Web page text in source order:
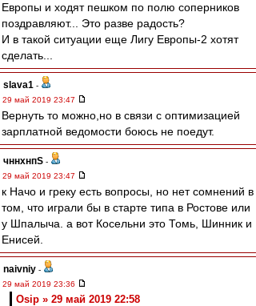
Европы и ходят пешком по полю соперников
поздравляют... Это разве радость?
И в такой ситуации еще Лигу Европы-2 хотят
сделать...
slava1 -
29 май 2019 23:47
Вернуть то можно,но в связи с оптимизацией
зарплатной ведомости боюсь не поедут.
чннхнпS -
29 май 2019 23:47
к Начо и греку есть вопросы, но нет сомнений в
том, что играли бы в старте типа в Ростове или
у Шпалыча. а вот Косельни это Томь, Шинник и
Енисей.
naivniy -
29 май 2019 23:36
Osip » 29 май 2019 22:58